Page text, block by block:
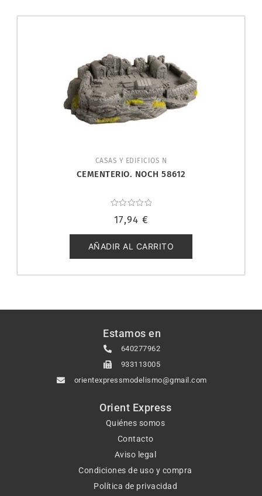
CASAS Y EDIFICIOS N
CEMENTERIO. NOCH 58612
con
de
5
17,94 €
AÑADIR AL CARRITO
Estamos en
640277962
933113005
orientexpressmodelismo@gmail.com
Orient Express
Quiénes somos
Contacto
Aviso legal
Condiciones de uso y compra
Política de privacidad